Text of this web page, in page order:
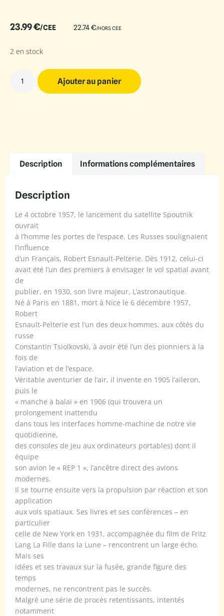
23.99€/CEE 22.74€/HORS CEE
2 en stock
Ajouter au panier
Description Informations complémentaires
Description
Le 4 octobre 1957, le lancement du satellite Spoutnik
ouvrait
à l’homme les portes de l’espace. Les Russes soulignaient
l’influence
d’un Français, Robert Esnault-Pelterie. Dès 1912, celui-ci
avait été l’un des premiers à envisager le vol spatial avant
de
publier, en 1930, son livre majeur, L’astronautique.
Né à Paris en 1881, mort à Nice le 6 décembre 1957,
Robert
Esnault-Pelterie est l’un des deux hommes, aux côtés du
russe
Constantin Tsiolkovski, à avoir été l’un des pionniers à la
fois de
l’aviation et de l’espace.
Véritable aventurier de l’air, il invente en 1905 l’aileron,
puis le
« manche à balai » en 1906 (qui trouvera un
prolongement inattendu
dans tous les interfaces homme-machine de notre vie
quotidienne,
des consoles de jeu aux ordinateurs portables) dont il
équipe
son avion le « REP 1 », l’ancêtre direct des avions
modernes.
Il se tourne ensuite vers la propulsion par réaction et son
application
aux vols spatiaux. Ses livres et ses conférences – en
particulier
celle de New York en 1931, accompagnée du film de Fritz
Lang La Fille dans la Lune – rencontrent un large écho.
Mais ses
idées et ses travaux sur la fusée, grande figure des
temps
modernes, ne rencontrent pas le succès.
Malgré une série de procès retentissants, intentés
notamment